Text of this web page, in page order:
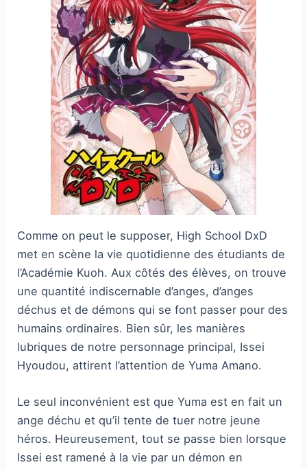
Comme on peut le supposer, High School DxD
met en scène la vie quotidienne des étudiants de
l’Académie Kuoh. Aux côtés des élèves, on trouve
une quantité indiscernable d’anges, d’anges
déchus et de démons qui se font passer pour des
humains ordinaires. Bien sûr, les manières
lubriques de notre personnage principal, Issei
Hyoudou, attirent l’attention de Yuma Amano.
Le seul inconvénient est que Yuma est en fait un
ange déchu et qu’il tente de tuer notre jeune
héros. Heureusement, tout se passe bien lorsque
Issei est ramené à la vie par un démon en